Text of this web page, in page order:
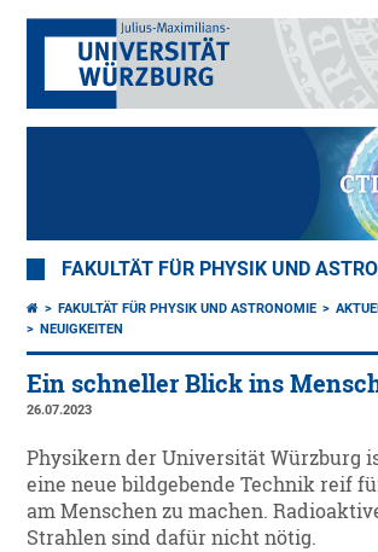
FAKULTÄT FÜR PHYSIK UND
FAKULTÄT FÜR PHYSIK UND ASTRONOMIE
NEUIGKEITEN
Ein schneller Blick ins
26.07.2023
Physikern der Universität Würzburg
eine neue bildgebende Technik reif
am Menschen zu machen.
Strahlen sind dafür nicht nötig.